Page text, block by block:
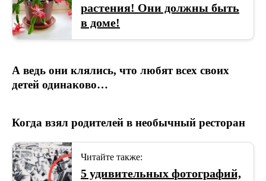
растения! Они должны быть
в доме!
А ведь они клялись, что любят всех своих
детей одинаково…
Когда взял родителей в необычный ресторан
Читайте также:
5 удивительных фотографий,